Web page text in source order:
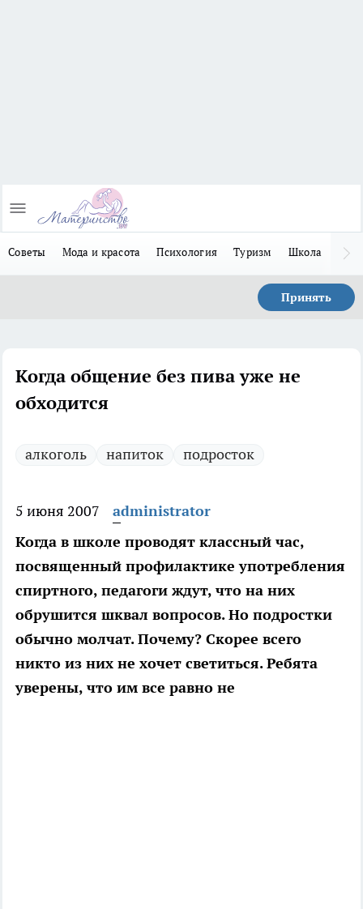
Советы Мода и красота Психология Туризм Школа
Принять
Когда общение без пива уже не
обходится
алкоголь напиток подросток
5 июня 2007
administrator
Когда в школе проводят классный час,
посвященный профилактике употребления
спиртного, педагоги ждут, что на них
обрушится шквал вопросов. Но подростки
обычно молчат. Почему? Скорее всего
никто из них не хочет светиться. Ребята
уверены, что им все равно не